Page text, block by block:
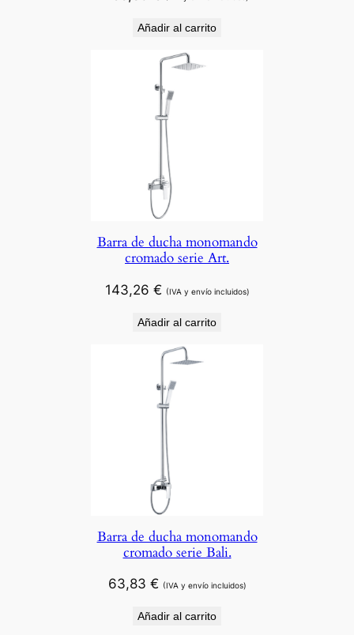
Añadir al carrito
Barra de ducha monomando
cromado serie Art.
143,26 € (IVA y envío incluidos)
Añadir al carrito
Barra de ducha monomando
cromado serie Bali.
63,83 € (IVA y envío incluidos)
Añadir al carrito